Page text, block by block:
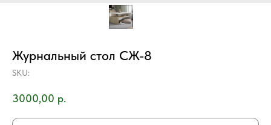
Журнальный стол СЖ-8
SKU:
3000,00 р.